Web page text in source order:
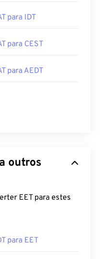
para IDT
para CEST
para AEDT
outros
EET para estes
para EET